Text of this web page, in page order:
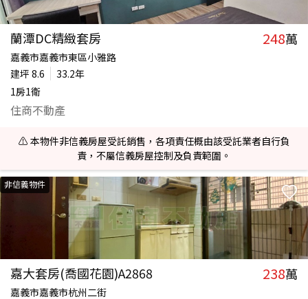
蘭潭DC精緻套房 248萬
嘉義市嘉義市東區小雅路
建坪 8.6
33.2年
1房1衛
住商不動產
⚠️ 本物件非信義房屋受託銷售，各項責任概由該受託業者自行負
責，不屬信義房屋控制及負責範圍。
非信義物件
嘉大套房(喬國花園)A2868 238萬
嘉義市嘉義市杭州二街